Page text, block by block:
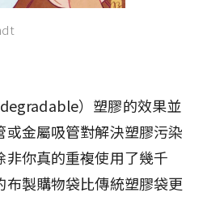
）塑膠的效果並
金屬吸管對解決塑膠污染
你真的重複使用了幾千
製購物袋比傳統塑膠袋更